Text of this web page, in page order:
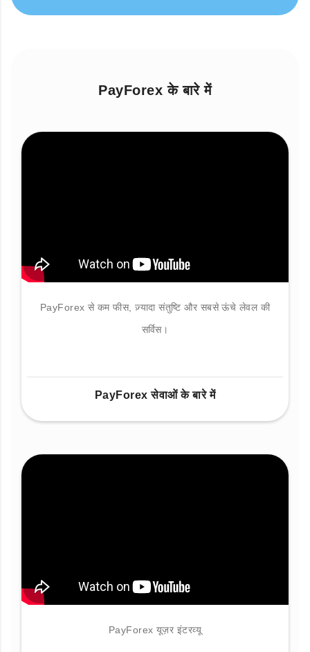
PayForex के बारे में
PayForex से कम फीस, ज़्यादा संतुष्टि और सबसे ऊंचे लेवल की
सर्विस।
PayForex सेवाओं के बारे में
PayForex यूज़र इंटरव्यू